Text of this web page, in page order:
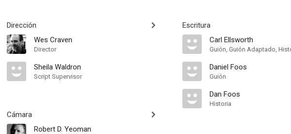
Dirección
Wes Craven
Director
Sheila Waldron
Script Supervisor
Cámara
Robert D. Yeoman
Escritura
Carl Ellsworth
Guión, Guión Adaptado,
Daniel Foos
Guión
Dan Foos
Historia